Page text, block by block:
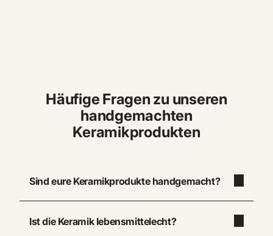
Häufige Fragen zu unseren
handgemachten
Keramikprodukten
Sind eure Keramikprodukte handgemacht?
Ist die Keramik lebensmittelecht?